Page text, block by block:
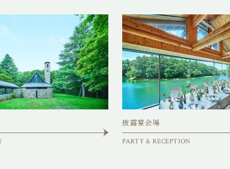
披露宴会場
PARTY & RECEPTION